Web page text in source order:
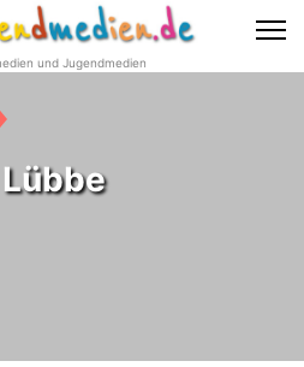
und Jugendmedien